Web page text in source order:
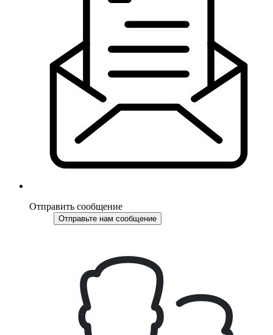
Отправить сообщение
Отправьте нам сообщение